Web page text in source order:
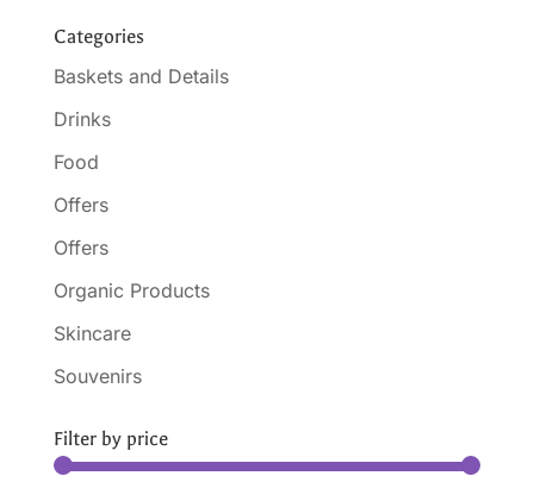
Categories
Baskets and Details
Drinks
Food
Offers
Offers
Organic Products
Skincare
Souvenirs
Filter by price